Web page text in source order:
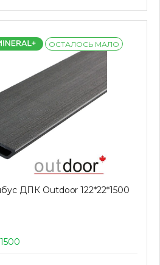
ОСТАЛОСЬ МАЛО
ДПК Outdoor 122*22*1500